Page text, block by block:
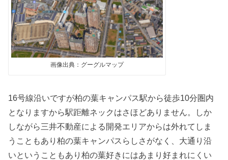
画像出典：グーグルマップ
16号線沿いですが柏の葉キャンパス駅から徒歩10分圏内
となりますから駅距離ネックはさほどありません。しか
しながら三井不動産による開発エリアからは外れてしま
うこともあり柏の葉キャンパスらしさがなく、大通り沿
いということもあり柏の葉好きにはあまり好まれにくい